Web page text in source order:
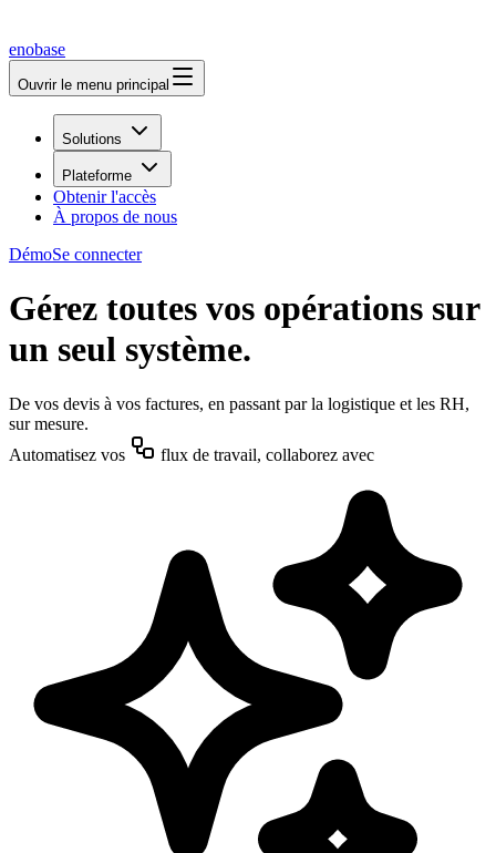
enobase
Ouvrir le menu principal
Solutions
Plateforme
Obtenir l'accès
À propos de nous
DémoSe connecter
Gérez toutes vos opérations sur
un seul système.
De vos devis à vos factures, en passant par la logistique et les RH,
sur mesure.
Automatisez vos
flux de travail, collaborez avec